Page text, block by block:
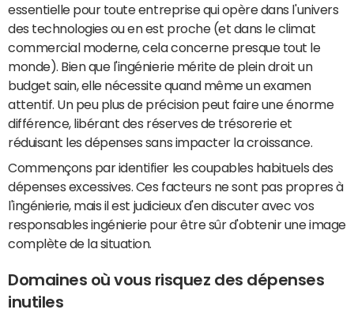
essentielle pour toute entreprise qui opère dans l'univers
des technologies ou en est proche (et dans le climat
commercial moderne, cela concerne presque tout le
monde). Bien que l'ingénierie mérite de plein droit un
budget sain, elle nécessite quand même un examen
attentif. Un peu plus de précision peut faire une énorme
différence, libérant des réserves de trésorerie et
réduisant les dépenses sans impacter la croissance.
Commençons par identifier les coupables habituels des
dépenses excessives. Ces facteurs ne sont pas propres à
l'ingénierie, mais il est judicieux d'en discuter avec vos
responsables ingénierie pour être sûr d'obtenir une image
complète de la situation.
Domaines où vous risquez des dépenses
inutiles